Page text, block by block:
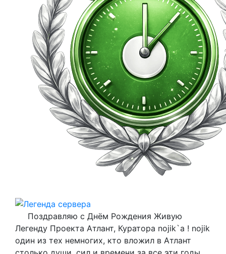
Поздравляю с Днём Рождения Живую
Легенду Проекта Атлант, Куратора nojik`a ! nojik
один из тех немногих, кто вложил в Атлант